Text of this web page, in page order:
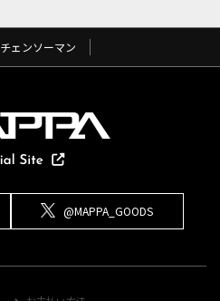
チェンソーマン
@MAPPA_GOODS